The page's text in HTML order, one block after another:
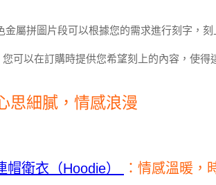
金屬拼圖片段可以根據您的需求進行刻字，
可以在訂購時提供您希望刻上的內容，使得
思細膩，情感浪漫
帽衛衣（Hoodie） ：情感溫暖，